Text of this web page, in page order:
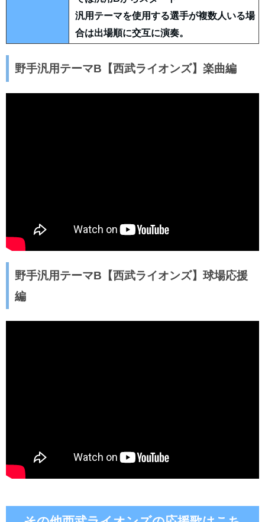
汎用テーマを使用する選手が複数人いる場
合は出場順に交互に演奏。
野手汎用テーマB【西武ライオンズ】楽曲編
野手汎用テーマB【西武ライオンズ】球場応援
編